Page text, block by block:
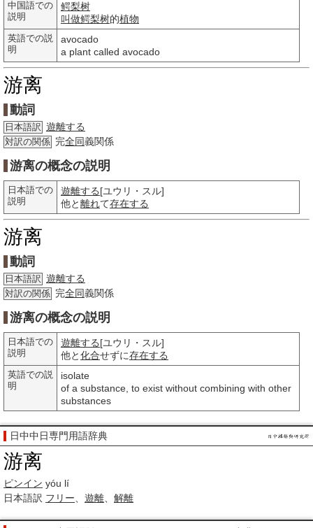
中国語での
説明
鳄梨树
叫做鳄梨树的植物
英語での説
明
avocado
a plant called avocado
游离
動詞
日本語訳 遊離する
対訳の関係 完全同義関係
游离の概念の説明
日本語での
説明
遊離する[ユウリ・スル]
他と離れて存在する
游离
動詞
日本語訳 遊離する
対訳の関係 完全同義関係
游离の概念の説明
日本語での
説明
遊離する[ユウリ・スル]
他と化合せずに存在する
英語での説
明
isolate
of a substance, to exist without combining with other
substances
日中中日専門用語辞典
游离
ピンイン yóu lí
日本語訳 フリー 遊離 解離